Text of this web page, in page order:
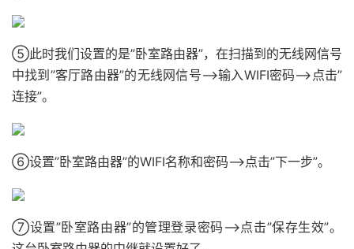
⑤此时我们设置的是”卧室路由器”，在扫描到的无线网信号
中找到”客厅路由器”的无线网信号——>输入WIFI密码——>点击”
连接”。
⑥设置”卧室路由器”的WIFI名称和密码——>点击”下一步”。
⑦设置”卧室路由器”的管理登录密码——>点击”保存生效”。